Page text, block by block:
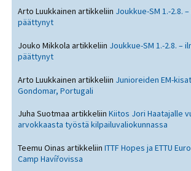
Arto Luukkainen artikkeliin Joukkue-SM 1.-2.8.
päättynyt
Jouko Mikkola artikkeliin Joukkue-SM 1.-2.8. –
päättynyt
Arto Luukkainen artikkeliin Junioreiden EM-
Gondomar, Portugali
Juha Suotmaa artikkeliinKiitos Jori Haatajalle
arvokkaasta työstä kilpailuvaliokunnassa
Teemu Oinas artikkeliinITTF Hopes ja ETTU
Camp Havířovissa